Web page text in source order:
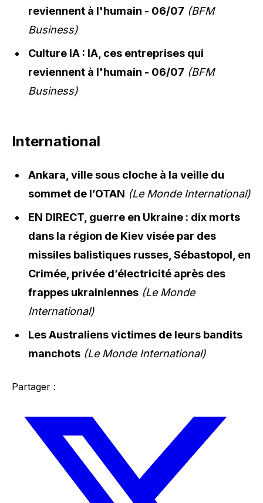
reviennent à l'humain - 06/07 (BFM
Business)
Culture IA : IA, ces entreprises qui
reviennent à l'humain - 06/07 (BFM
Business)
International
Ankara, ville sous cloche à la veille du
sommet de l’OTAN (Le Monde International)
EN DIRECT, guerre en Ukraine : dix morts
dans la région de Kiev visée par des
missiles balistiques russes, Sébastopol, en
Crimée, privée d’électricité après des
frappes ukrainiennes (Le Monde
International)
Les Australiens victimes de leurs bandits
manchots (Le Monde International)
Partager :